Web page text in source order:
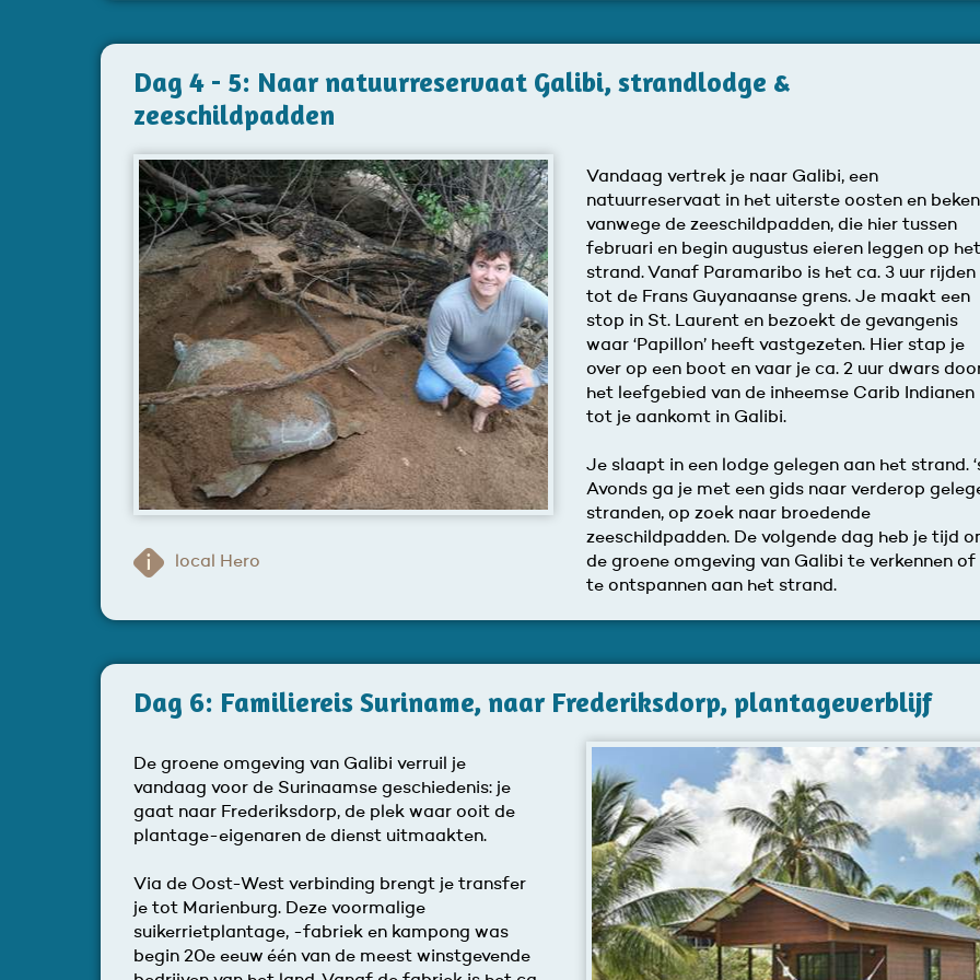
Dag 4 - 5: Naar natuurreservaat Galibi, strandlodge &
zeeschildpadden
Vandaag vertrek je naar Galibi, een
natuurreservaat in het uiterste oosten en
vanwege de zeeschildpadden, die hier tussen
februari en begin augustus eieren leggen op het
strand. Vanaf Paramaribo is het ca. 3 uur rijden
tot de Frans Guyanaanse grens. Je maakt een
stop in St. Laurent en bezoekt de gevangenis
waar ‘Papillon’ heeft vastgezeten. Hier stap je
over op een boot en vaar je ca. 2 uur dwars
het leefgebied van de inheemse Carib Indianen
tot je aankomt in Galibi.
Je slaapt in een lodge gelegen aan het strand.
Avonds ga je met een gids naar verderop
stranden, op zoek naar broedende
zeeschildpadden. De volgende dag heb je tijd
de groene omgeving van Galibi te verkennen of
te ontspannen aan het strand.
local Hero
Dag 6: Familiereis Suriname, naar Frederiksdorp, plantageverblijf
De groene omgeving van Galibi verruil je
vandaag voor de Surinaamse geschiedenis: je
gaat naar Frederiksdorp, de plek waar ooit de
plantage-eigenaren de dienst uitmaakten.
Via de Oost-West verbinding brengt je transfer
je tot Marienburg. Deze voormalige
suikerrietplantage, -fabriek en kampong was
begin 20e eeuw één van de meest winstgevende